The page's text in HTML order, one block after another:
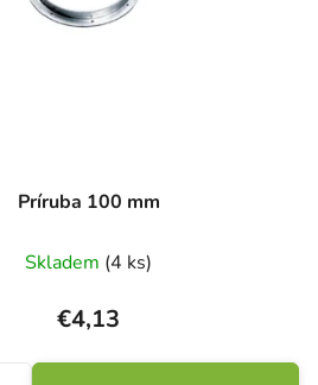
Príruba 100 mm
Skladem (4 ks)
€4,13